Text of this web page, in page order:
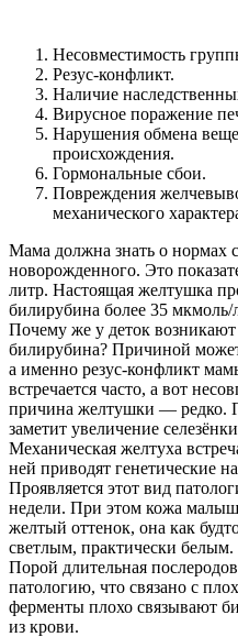
Несовместимость
Резус-конфликт.
Наличие
Вирусное поражение
Нарушения обмена
происхождения.
Гормональные сбои.
Повреждения
механического
Мама должна знать о нормах
новорожденного. Это
литр. Настоящая желтушка
билирубина более 35 мкмоль/
Почему же у деток
билирубина? Причиной
а именно резус-конфликт
встречается часто, а вот
причина желтушки — редко.
заметит увеличение
Механическая желтуха
ней приводят генетические
Проявляется этот вид
недели. При этом кожа
желтый оттенок, она как
светлым, практически белым.
Порой длительная
патологию, что связано с
ферменты плохо связывают
из крови.